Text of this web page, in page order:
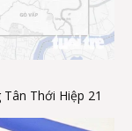
Thới Hiệp 21